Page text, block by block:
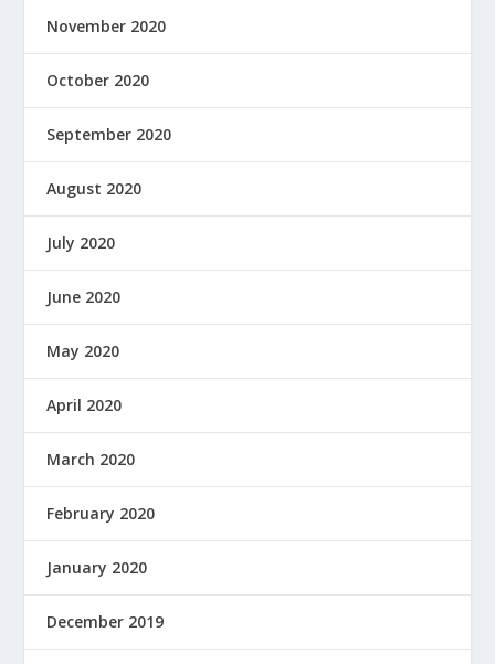
November 2020
October 2020
September 2020
August 2020
July 2020
June 2020
May 2020
April 2020
March 2020
February 2020
January 2020
December 2019